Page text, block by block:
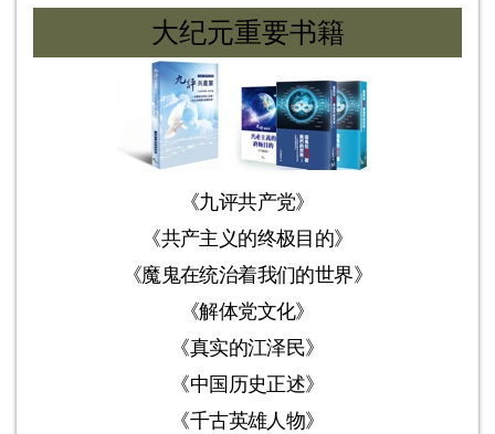
大纪元重要书籍
《九评共产党》
《共产主义的终极目的》
《魔鬼在统治着我们的世界》
《解体党文化》
《真实的江泽民》
《中国历史正述》
《千古英雄人物》